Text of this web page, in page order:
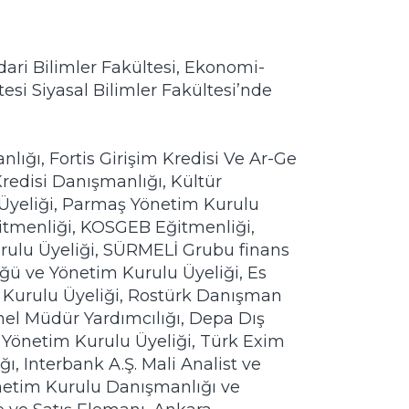
Bilimler Fakültesi, Ekonomi-
Siyasal Bilimler Fakültesi’nde
Fortis Girişim Kredisi Ve Ar-Ge
Danışmanlığı, Kültür
Parmaş Yönetim Kurulu
KOSGEB Eğitmenliği,
Üyeliği, SÜRMELİ Grubu finans
ve Yönetim Kurulu Üyeliği, Es
Üyeliği, Rostürk Danışman
Müdür Yardımcılığı, Depa Dış
Yönetim Kurulu Üyeliği, Türk Exim
Interbank A.Ş. Mali Analist ve
Kurulu Danışmanlığı ve